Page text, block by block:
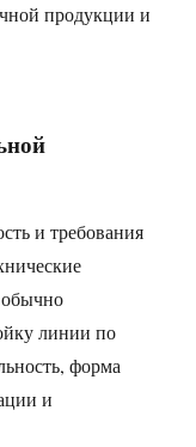
продукции и
и требования
линии по
форма
и